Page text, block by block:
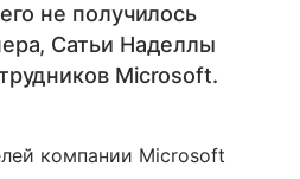
не получилось
Сатьи Наделлы
Microsoft.
компании Microsoft